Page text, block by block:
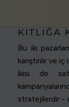
KITLIĞA
Bu iki
karıştırılır ve
ikisi de
stratejilerdir -